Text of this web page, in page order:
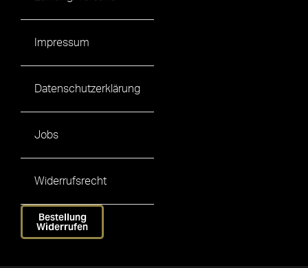
Impressum
Datenschutzerklärung
Jobs
Widerrufsrecht
Bestellung
Widerrufen